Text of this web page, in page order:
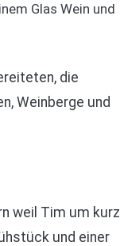
Glas Wein und
die
Weinberge und
weil Tim um kurz
und einer